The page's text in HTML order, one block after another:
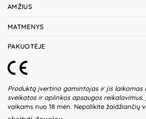
AMŽIUS
MATMENYS
PAKUOTĖJE
Produktą įvertino gamintojas ir jis laikomas
sveikatos ir aplinkos apsaugos reikalavimus.
vaikams nuo 18 mėn. Nepalikite žaidžiančių
priežiūros. Prieš naudodami žaislą